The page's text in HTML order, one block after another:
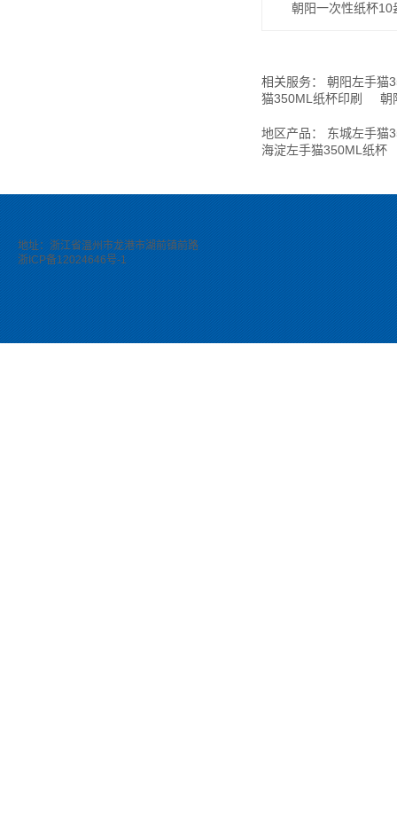
朝阳一次性纸杯10
相关服务： 朝阳左手猫
猫350ML纸杯印刷
朝
地区产品： 东城左手猫
海淀左手猫350ML纸杯
地址：浙江省温州市龙港市湖前镇前路
浙ICP备12024646号-1